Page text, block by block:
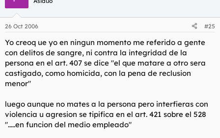
26 Oct 2006 #25
Yo creoq ue yo en ningun momento me referido a gente
con delitos de sangre, ni contra la integridad de la
persona en el art. 407 se dice "el que matare a otro sera
castigado, como homicida, con la pena de reclusion
menor"
luego aunque no mates a la persona pero interfieras con
violencia u agresion se tipifica en el art. 421 sobre el 528
".....en funcion del medio empleado"